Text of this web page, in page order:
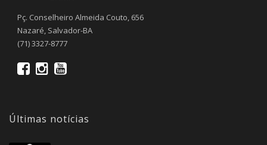
Pç. Conselheiro Almeida Couto, 656
Nazaré, Salvador-BA
(71) 3327-8777
Últimas notícias